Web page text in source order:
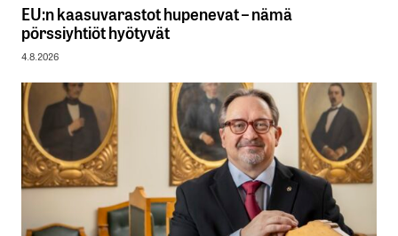
EU:n kaasuvarastot hupenevat – nämä
pörssiyhtiöt hyötyvät
4.8.2026